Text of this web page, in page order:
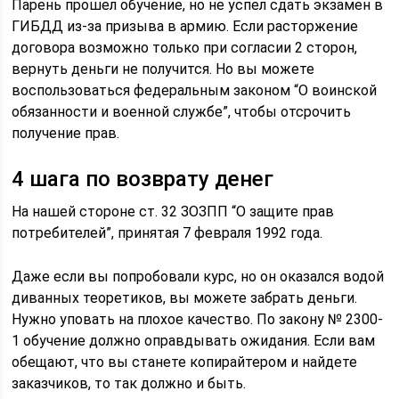
Парень прошел обучение, но не успел сдать экзамен в
ГИБДД из-за призыва в армию. Если расторжение
договора возможно только при согласии 2 сторон,
вернуть деньги не получится. Но вы можете
воспользоваться федеральным законом “О воинской
обязанности и военной службе”, чтобы отсрочить
получение прав.
4 шага по возврату денег
На нашей стороне ст. 32 ЗОЗПП “О защите прав
потребителей”, принятая 7 февраля 1992 года.
Даже если вы попробовали курс, но он оказался водой
диванных теоретиков, вы можете забрать деньги.
Нужно уповать на плохое качество. По закону № 2300-
1 обучение должно оправдывать ожидания. Если вам
обещают, что вы станете копирайтером и найдете
заказчиков, то так должно и быть.